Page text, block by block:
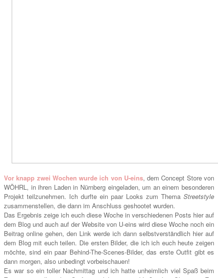
Vor knapp zwei Wochen wurde ich von U-eins, dem Concept Store von
WÖHRL, in ihren Laden in Nürnberg eingeladen, um an einem besonderen
Projekt teilzunehmen. Ich durfte ein paar Looks zum Thema Streetstyle
zusammenstellen, die dann im Anschluss geshootet wurden.
Das Ergebnis zeige ich euch diese Woche in verschiedenen Posts hier auf
dem Blog und auch auf der Website von U-eins wird diese Woche noch ein
Beitrag online gehen, den Link werde ich dann selbstverständlich hier auf
dem Blog mit euch teilen. Die ersten Bilder, die ich ich euch heute zeigen
möchte, sind ein paar Behind-The-Scenes-Bilder, das erste Outfit gibt es
dann morgen, also unbedingt vorbeischauen!
Es war so ein toller Nachmittag und ich hatte unheimlich viel Spaß beim